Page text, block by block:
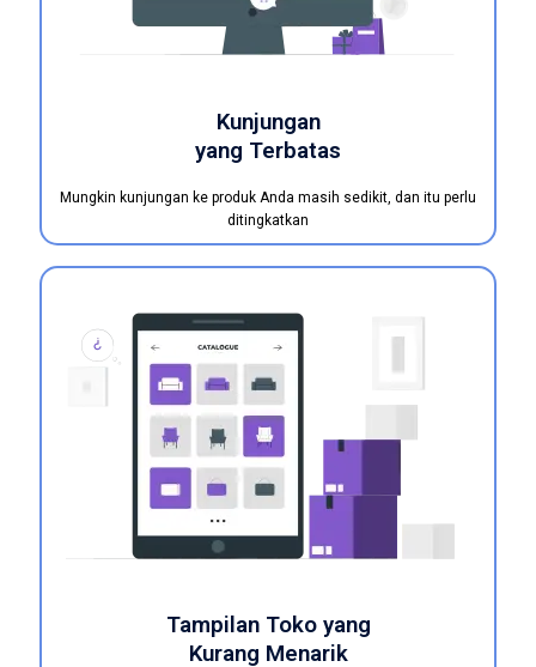
Kunjungan
yang Terbatas
Mungkin kunjungan ke produk Anda masih sedikit, dan itu perlu
ditingkatkan
Tampilan Toko yang
Kurang Menarik